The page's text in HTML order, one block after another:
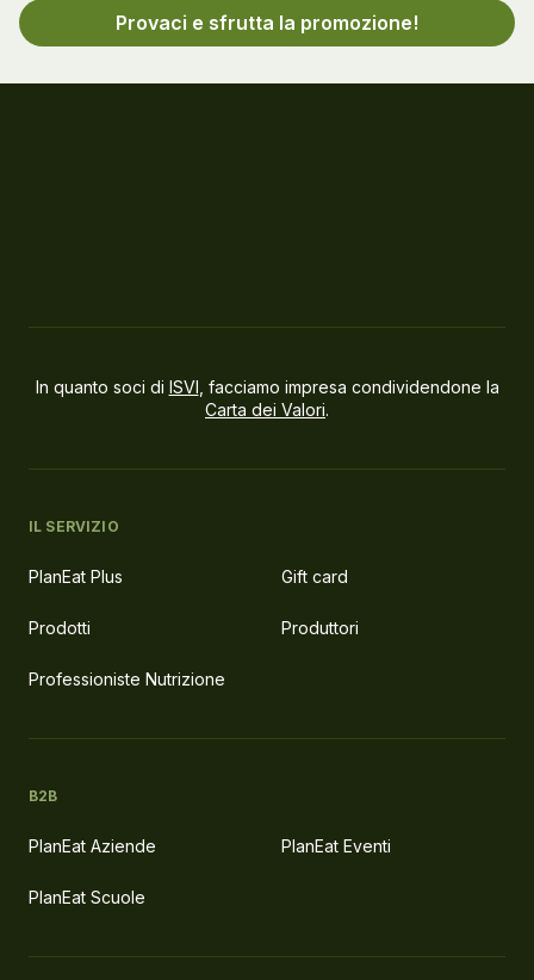
Provaci e sfrutta la promozione!
In quanto soci di ISVI , facciamo impresa condividendone la
Carta dei Valori.
IL SERVIZIO
PlanEat Plus Gift card
Prodotti Produttori
Professioniste Nutrizione
B2B
PlanEat Aziende PlanEat Eventi
PlanEat Scuole